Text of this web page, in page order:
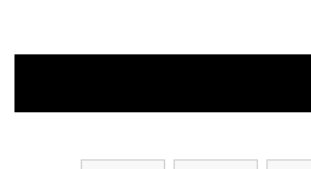
ٹیم پاکستان